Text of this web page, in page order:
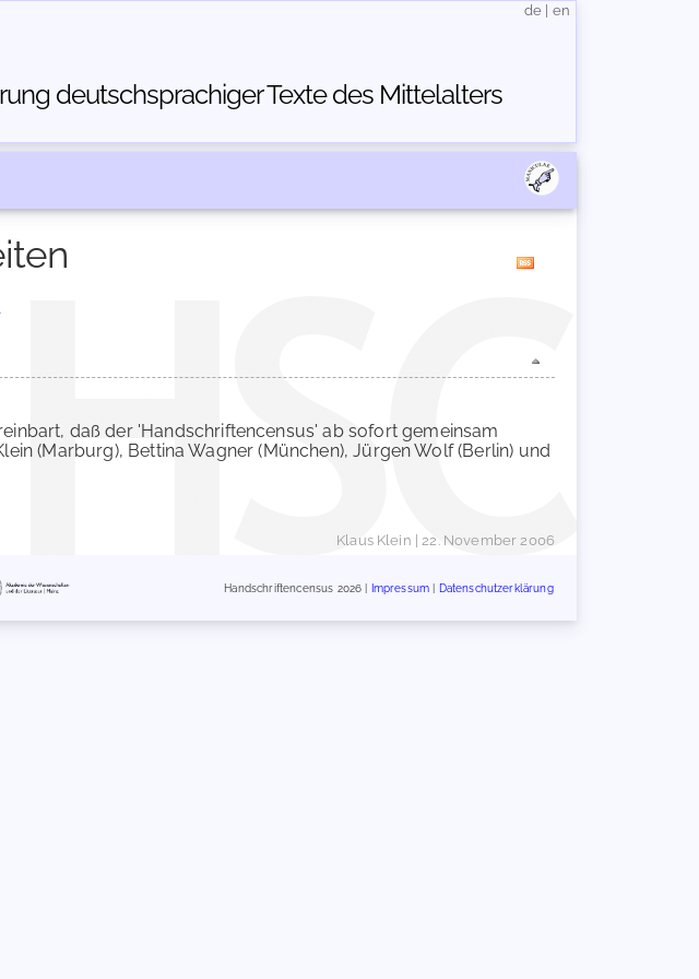
deutschsprachiger Texte des Mittelalters
de en
daß der 'Handschriftencensus' ab sofort gemeinsam
(Marburg), Bettina Wagner (München), Jürgen Wolf (Berlin) und
Klaus Klein | 22. November 2006
Handschriftencensus 2026 | Impressum Datenschutzerklärung